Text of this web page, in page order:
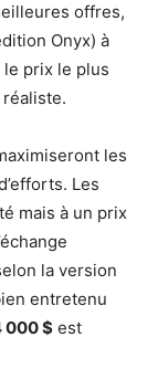
offres,
Onyx) à
prix le plus
les
Les
mais à un prix
la version
entretenu
000 $ est